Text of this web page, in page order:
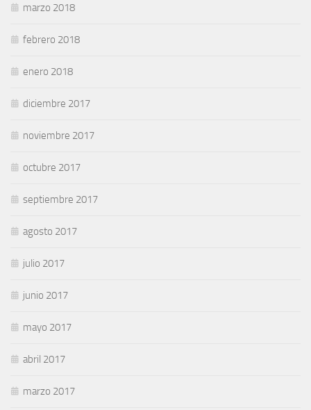
marzo 2018
febrero 2018
enero 2018
diciembre 2017
noviembre 2017
octubre 2017
septiembre 2017
agosto 2017
julio 2017
junio 2017
mayo 2017
abril 2017
marzo 2017